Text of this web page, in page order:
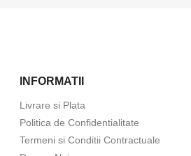
INFORMATII
Livrare si Plata
Politica de Confidentialitate
Termeni si Conditii Contractuale